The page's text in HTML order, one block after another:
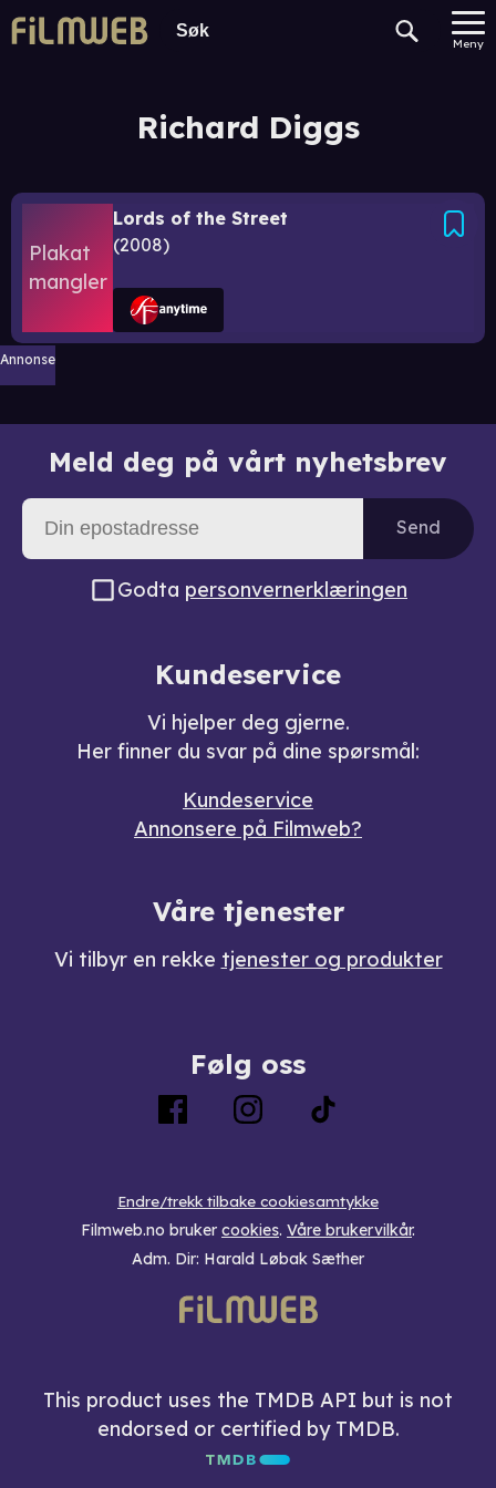
Meny
Richard Diggs
Lords of the Street
2008
Annonse
Meld deg på vårt nyhetsbrev
Send
Godta personvernerklæringen
Kundeservice
Vi hjelper deg gjerne.
Her finner du svar på dine spørsmål:
Kundeservice
Annonsere på Filmweb?
Våre tjenester
Vi tilbyr en rekke tjenester og produkter
Følg oss
Endre/trekk tilbake cookiesamtykke
Filmweb.no bruker cookies. Våre brukervilkår.
Adm. Dir: Harald Løbak Sæther
This product uses the TMDB API but is not
endorsed or certified by TMDB.